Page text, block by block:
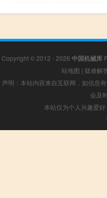
Copyright © 2012 - 2026 中国机械库
站地图 | 疑难解
声明：本站内容来自互联网，如信息
会及
本站仅为个人兴趣爱